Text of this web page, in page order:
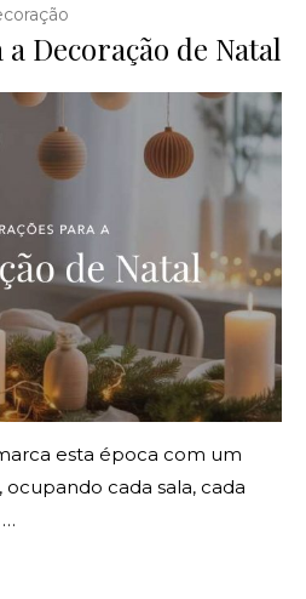
Decoração de Natal
esta época com um
cada sala, cada